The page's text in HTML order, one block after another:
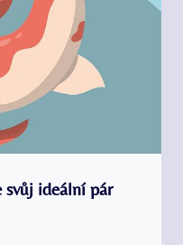
ideální pár